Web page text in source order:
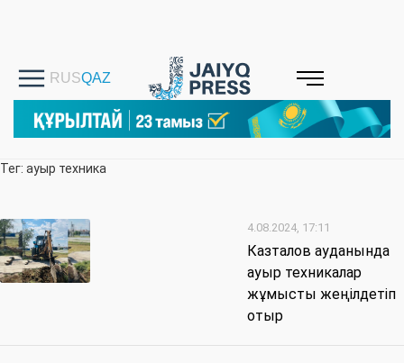
Тег: ауыр техника
4.08.2024, 17:11
Казталов ауданында
ауыр техникалар
жұмысты жеңілдетіп
отыр